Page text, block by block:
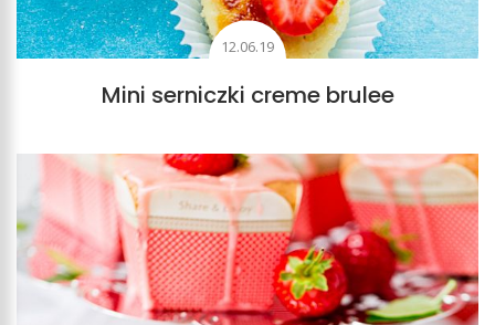
12.06.19
Mini serniczki creme brulee